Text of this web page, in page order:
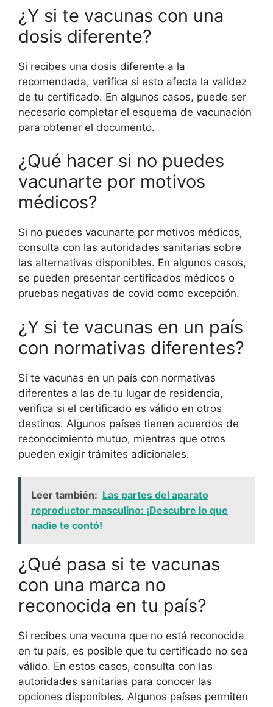
¿Y si te vacunas con una
dosis diferente?
Si recibes una dosis diferente a la
recomendada, verifica si esto afecta la validez
de tu certificado. En algunos casos, puede ser
necesario completar el esquema de vacunación
para obtener el documento.
¿Qué hacer si no puedes
vacunarte por motivos
médicos?
Si no puedes vacunarte por motivos médicos,
consulta con las autoridades sanitarias sobre
las alternativas disponibles. En algunos casos,
se pueden presentar certificados médicos o
pruebas negativas de covid como excepción.
¿Y si te vacunas en un país
con normativas diferentes?
Si te vacunas en un país con normativas
diferentes a las de tu lugar de residencia,
verifica si el certificado es válido en otros
destinos. Algunos países tienen acuerdos de
reconocimiento mutuo, mientras que otros
pueden exigir trámites adicionales.
Leer también: Las partes del aparato
reproductor masculino: ¡Descubre lo que
nadie te contó!
¿Qué pasa si te vacunas
con una marca no
reconocida en tu país?
Si recibes una vacuna que no está reconocida
en tu país, es posible que tu certificado no sea
válido. En estos casos, consulta con las
autoridades sanitarias para conocer las
opciones disponibles. Algunos países permiten